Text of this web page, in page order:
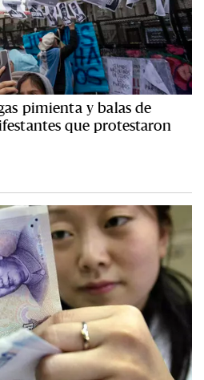
pimienta y balas de
que protestaron